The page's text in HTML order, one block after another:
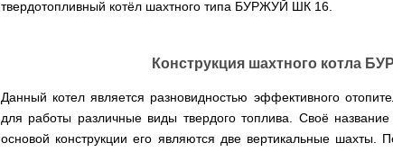
твердотопливный котёл шахтного типа БУРЖУЙ ШК 16.
Конструкция шахтного котла
Данный котел является разновидностью эффективного
для работы различные виды твердого топлива. Своё
основой конструкции его являются две вертикальные